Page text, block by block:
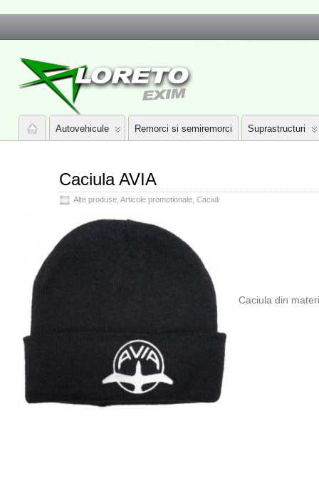
Autovehicule Remorci si semiremorci Suprastructuri
Caciula AVIA
Alte produse Articole promotionale Caciuli
Caciula din